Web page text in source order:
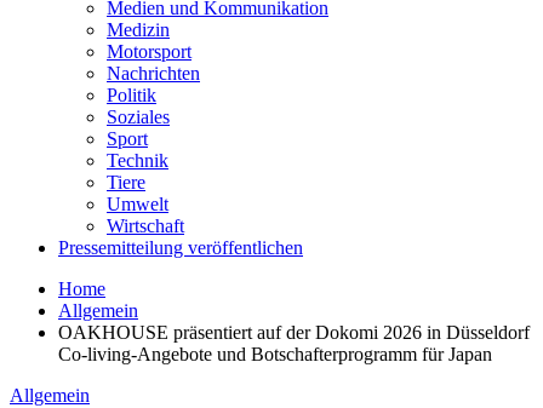
Medien und Kommunikation
Medizin
Motorsport
Nachrichten
Politik
Soziales
Sport
Technik
Tiere
Umwelt
Wirtschaft
Pressemitteilung veröffentlichen
Home
Allgemein
OAKHOUSE präsentiert auf der Dokomi 2026 in Düsseldorf
Co-living-Angebote und Botschafterprogramm für Japan
Allgemein